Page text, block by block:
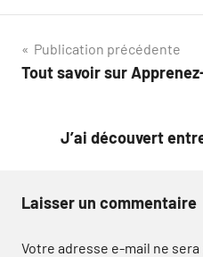
Navigation
de
Publication précédente
Tout savoir sur
J’ai découvert
Laisser un commentaire
Votre adresse e-mail ne sera